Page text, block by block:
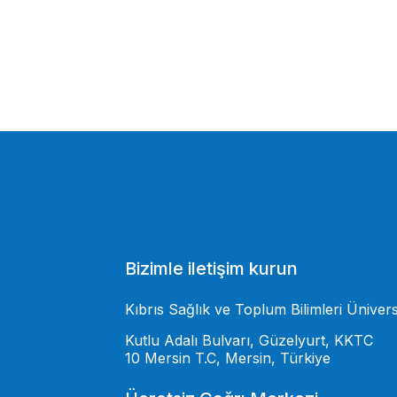
Bizimle iletişim kurun
Kıbrıs Sağlık ve Toplum Bilimleri
Kutlu Adalı Bulvarı, Güzelyurt, KKTC
10 Mersin T.C, Mersin, Türkiye